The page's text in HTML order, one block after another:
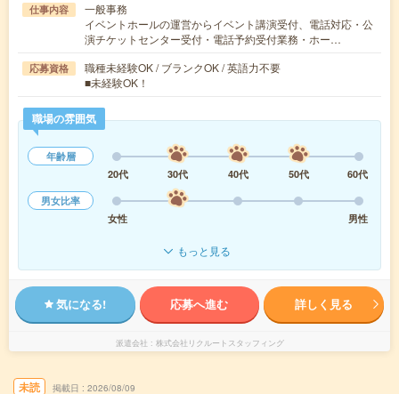
仕事内容
一般事務
イベントホールの運営からイベント講演受付、電話対応・公
演チケットセンター受付・電話予約受付業務・ホー…
応募資格
職種未経験OK / ブランクOK / 英語力不要
■未経験OK！
職場の雰囲気
年齢層
20代
30代 40代 50代
60代
男女比率
女性
男性
もっと見る
気になる! 応募へ進む 詳しく見る
派遣会社 株式会社リクルートスタッフィング
未読 掲載日 2026/08/09